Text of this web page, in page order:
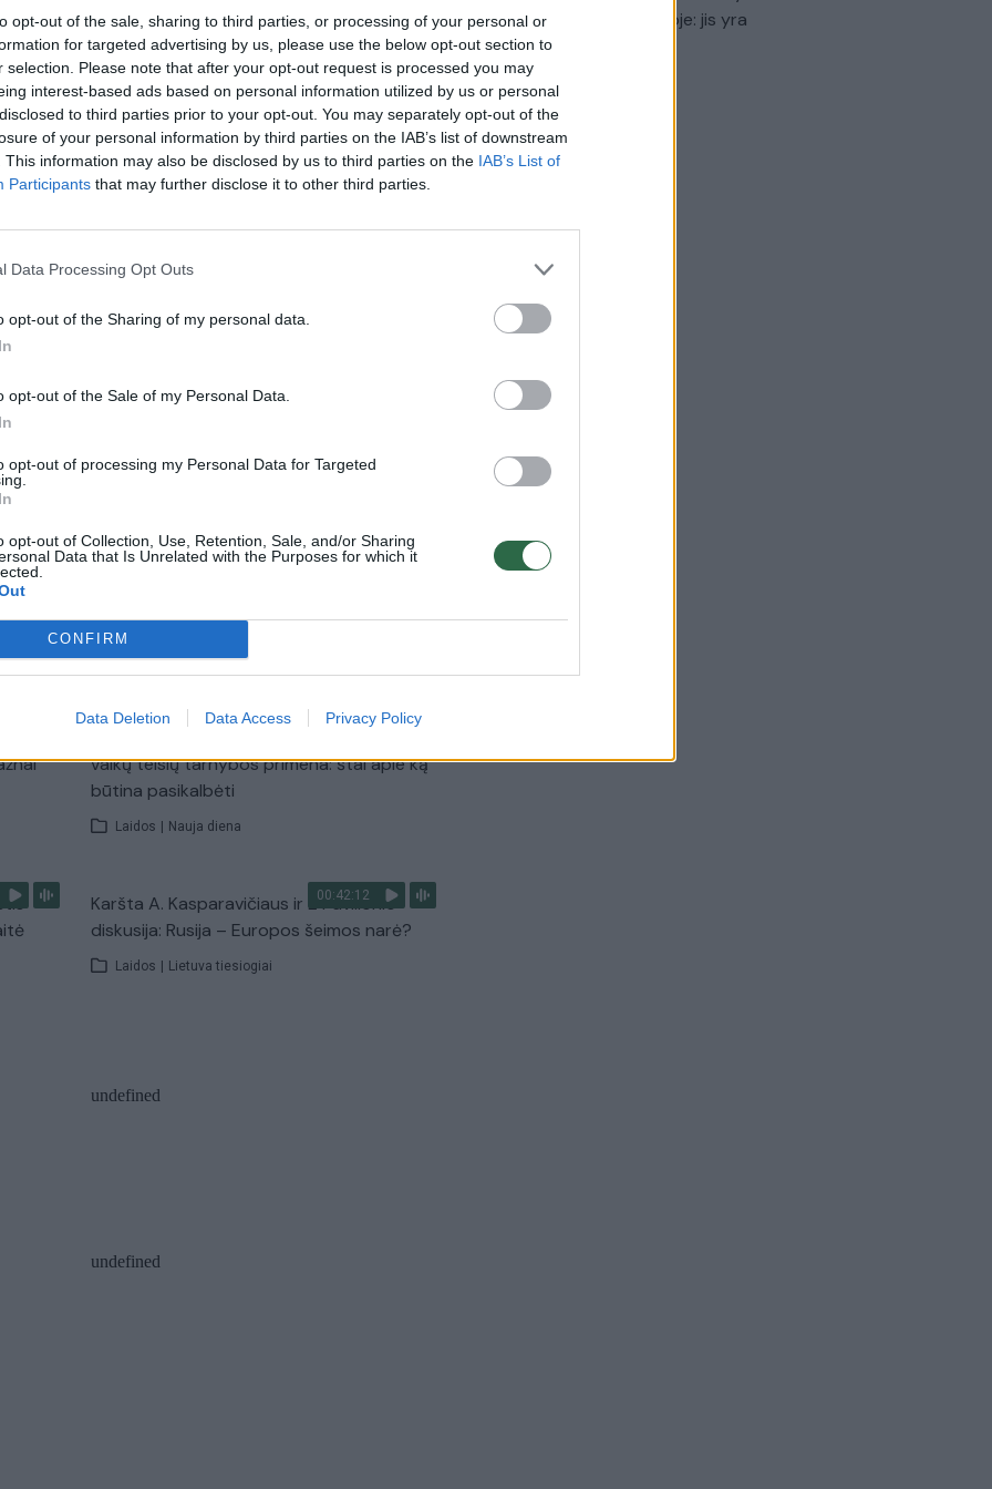
opt-out of the sale, sharing to third parties, or processing of your personal or
for targeted advertising by us, please use the below opt-out section to
selection. Please note that after your opt-out request is processed you may
interest-based ads based on personal information utilized by us or personal
to third parties prior to your opt-out. You may separately opt-out of the
of your personal information by third parties on the IAB’s list of downstream
This information may also be disclosed by us to third parties on the IAB’s List of
Participants that may further disclose it to other third parties.
Data Processing Opt Outs
opt-out of the Sharing of my personal data.
opt-out of the Sale of my Personal Data.
opt-out of processing my Personal Data for Targeted
opt-out of Collection, Use, Retention, Sale, and/or Sharing
Data that Is Unrelated with the Purposes for which it
CONFIRM
Data Deletion Data Access Privacy Policy
mergaitės Portugalija dingimas
Visi įrašai
Ukrainai „Patriot“ D. Trumpas skirti nenori:
Žinios Pasaulis
ir
00:00:29
Tailandą sukrėtė protu nesuvokiamas
Žinios | Pasaulis
00:15:25
vaikų teisių tarnybos primena: štai apie ką
būtina pasikalbėti
Laidos | Nauja diena
00:42:12
Karšta A. Kasparavičiaus ir Ž Pavilionio
diskusija: Rusija – Europos šeimos narė?
Laidos | Lietuva tiesiogiai
įsitvirtinti Ukrainos politikoje: jis yra
neteisus
Nauja diena